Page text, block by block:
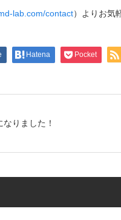
lab.com/contact）よりお気
Hatena Pocket
りました！